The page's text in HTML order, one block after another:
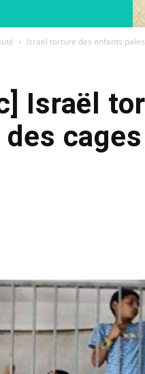
Israël torture des enfants
Israël
des